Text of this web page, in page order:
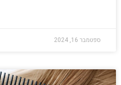
ספטמבר 16, 2024